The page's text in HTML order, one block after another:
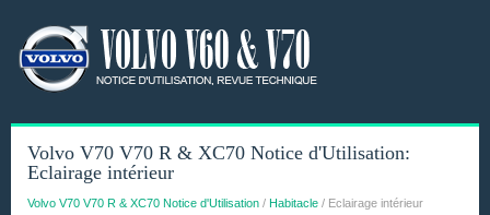
Volvo V70 V70 R & XC70 Notice d'Utilisation:
Eclairage intérieur
Volvo V70 V70 R & XC70 Notice d'Utilisation / Habitacle / Eclairage intérieur